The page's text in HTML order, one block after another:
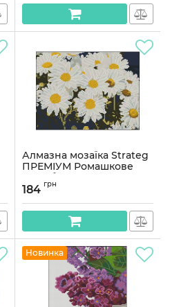
Артикул:ZAV4050-26
Алмазна мозаїка Strateg
ПРЕМІУМ Ромашкове
поле без підрамника
розміром 30х40 см
Артикул:ZAV3040-55
184 грн
Новинка